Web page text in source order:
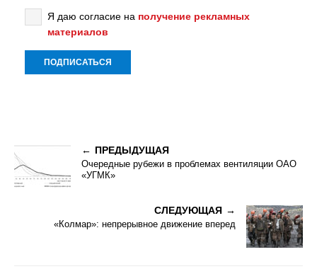
Я даю согласие на получение рекламных
материалов
ПРЕДЫДУЩАЯ
Очередные рубежи в проблемах вентиляции ОАО
«УГМК»
СЛЕДУЮЩАЯ
«Колмар»: непрерывное движение вперед